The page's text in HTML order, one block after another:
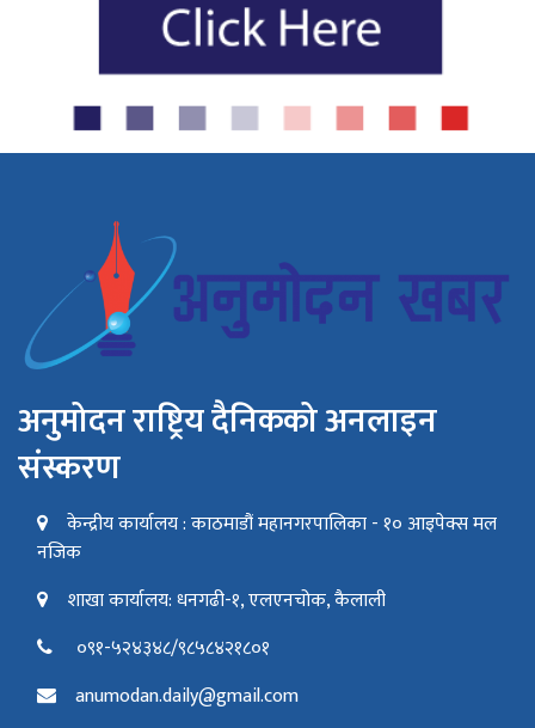
अनुमोदन राष्ट्रिय दैनिकको अनलाइन
संस्करण
केन्द्रीय कार्यालय : काठमाडौं महानगरपालिका - १० आइपेक्स मल
नजिक
शाखा कार्यालय: धनगढी-१, एलएनचोक, कैलाली
०९१-५२४३४८/९८५८४२१८०१
anumodan.daily@gmail.com